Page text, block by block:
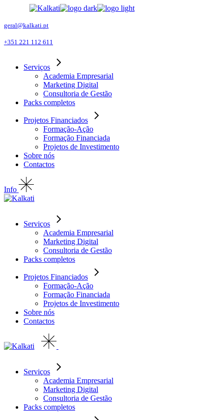
the
geral@kalkati.pt
+351 221 112 611
Serviços
Academia Empresarial
Marketing Digital
Consultoria de Gestão
Packs completos
Projetos Financiados
Formação-Ação
Formação Financiada
Projetos de Investimento
Sobre nós
Contactos
Info
Serviços
Academia Empresarial
Marketing Digital
Consultoria de Gestão
Packs completos
Projetos Financiados
Formação-Ação
Formação Financiada
Projetos de Investimento
Sobre nós
Contactos
Serviços
Academia Empresarial
Marketing Digital
Consultoria de Gestão
Packs completos